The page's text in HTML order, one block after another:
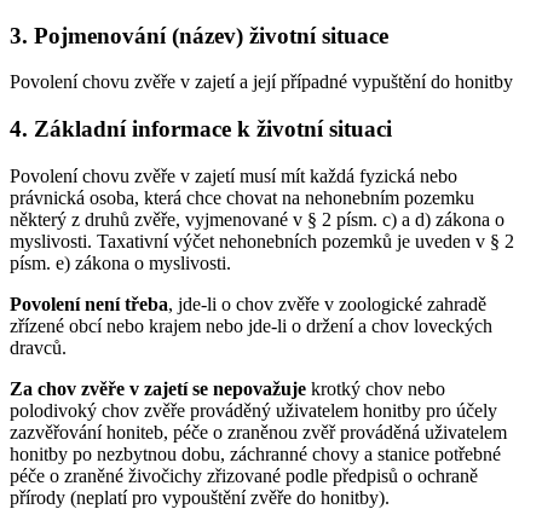
3. Pojmenování (název) životní situace
Povolení chovu zvěře v zajetí a její případné vypuštění do honitby
4. Základní informace k životní situaci
Povolení chovu zvěře v zajetí musí mít každá fyzická nebo
právnická osoba, která chce chovat na nehonebním pozemku
některý z druhů zvěře, vyjmenované v § 2 písm. c) a d) zákona o
myslivosti. Taxativní výčet nehonebních pozemků je uveden v § 2
písm. e) zákona o myslivosti.
Povolení není třeba, jde-li o chov zvěře v zoologické zahradě
zřízené obcí nebo krajem nebo jde-li o držení a chov loveckých
dravců.
Za chov zvěře v zajetí se nepovažuje krotký chov nebo
polodivoký chov zvěře prováděný uživatelem honitby pro účely
zazvěřování honiteb, péče o zraněnou zvěř prováděná uživatelem
honitby po nezbytnou dobu, záchranné chovy a stanice potřebné
péče o zraněné živočichy zřizované podle předpisů o ochraně
přírody (neplatí pro vypouštění zvěře do honitby).